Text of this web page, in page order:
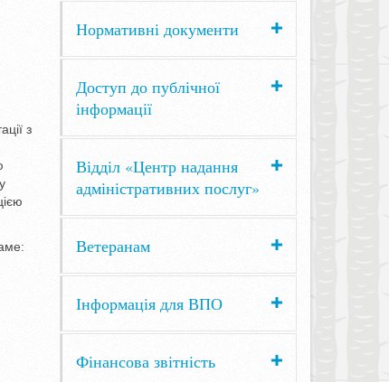
з
Нормативні документи
Доступ до публічної
інформації
Відділ «Центр надання
адміністративних послуг»
Ветеранам
Інформація для ВПО
Фінансова звітність